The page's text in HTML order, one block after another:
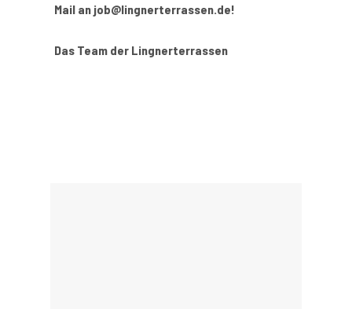
Mail an job@lingnerterrassen.de!
Das Team der Lingnerterrassen